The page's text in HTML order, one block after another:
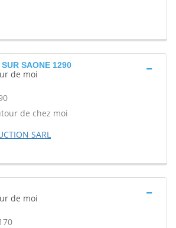
SAONE 1290
de moi
de chez moi
SARL
de moi